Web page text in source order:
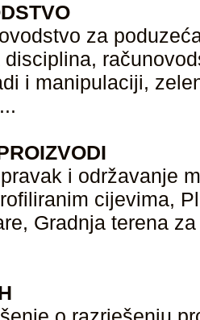
za
i manipulaciji,
...
i održavanje
cijevima,
Gradnja terena